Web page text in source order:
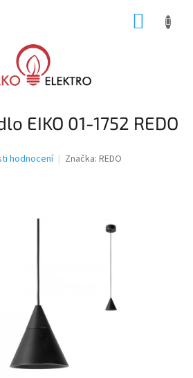
EIKO 01-1752 REDO
hodnocení Značka: REDO